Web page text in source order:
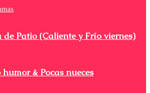
de Patio (Caliente y Frío viernes)
& Pocas nueces